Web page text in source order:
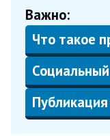
Важно:
Что такое